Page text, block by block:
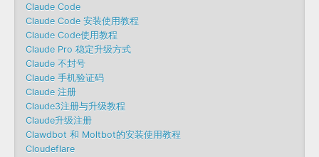
Claude Code
Claude Code 安装使用教程
Claude Code使用教程
Claude Pro 稳定升级方式
Claude 不封号
Claude 手机验证码
Claude 注册
Claude3注册与升级教程
Claude升级注册
Clawdbot 和 Moltbot的安装使用教程
Cloudeflare